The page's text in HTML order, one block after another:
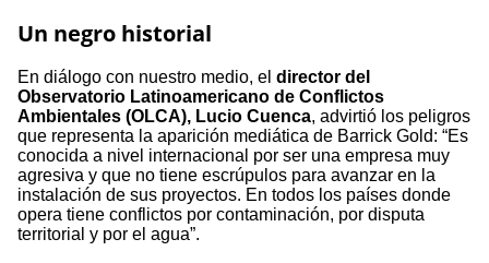
Un negro historial
En diálogo con nuestro medio, el director del
Observatorio Latinoamericano de Conflictos
Ambientales (OLCA), Lucio Cuenca, advirtió los peligros
que representa la aparición mediática de Barrick Gold: “Es
conocida a nivel internacional por ser una empresa muy
agresiva y que no tiene escrúpulos para avanzar en la
instalación de sus proyectos. En todos los países donde
opera tiene conflictos por contaminación, por disputa
territorial y por el agua”.